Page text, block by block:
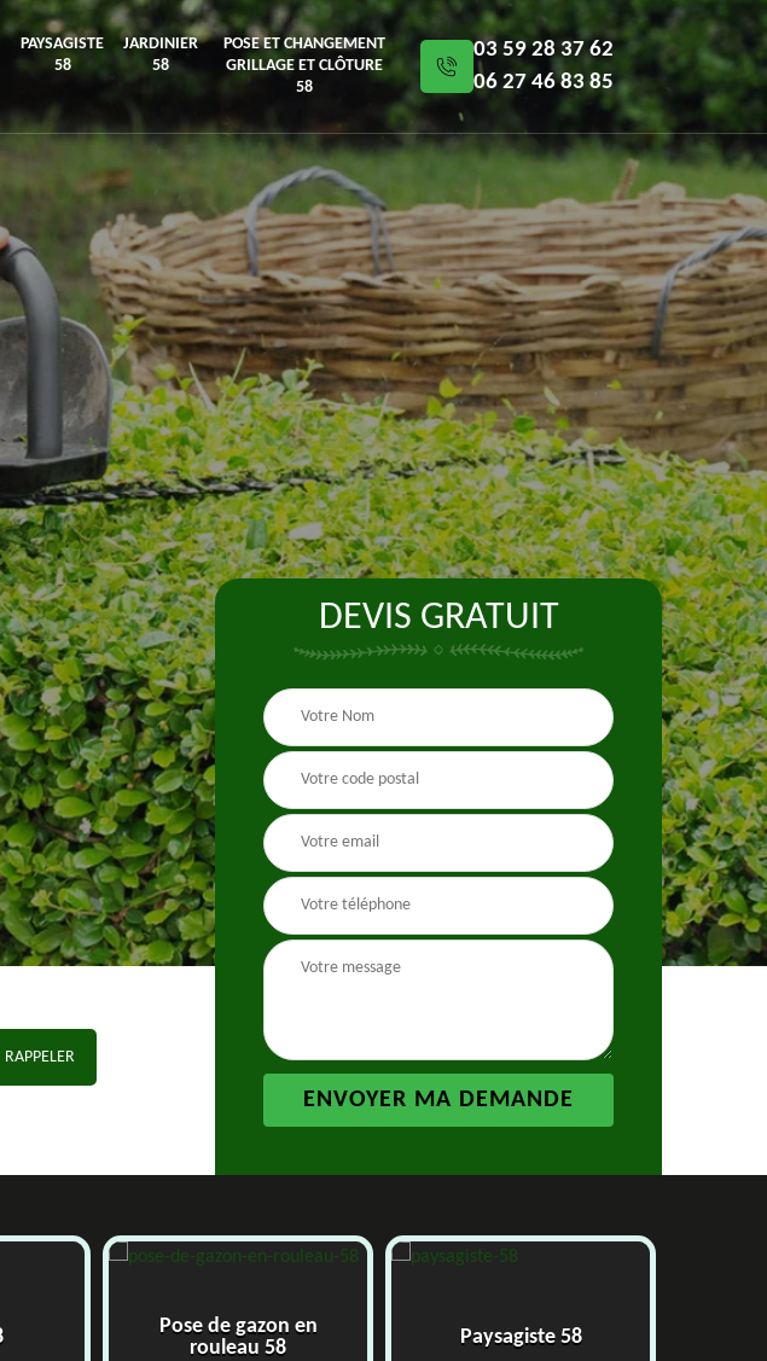
PAYSAGISTE
58
JARDINIER
58
POSE ET CHANGEMENT
GRILLAGE ET CLÔTURE
58
03 59 28 37 62
06 27 46 83 85
DEVIS GRATUIT
Pose de gazon en
rouleau 58
Paysagiste 58